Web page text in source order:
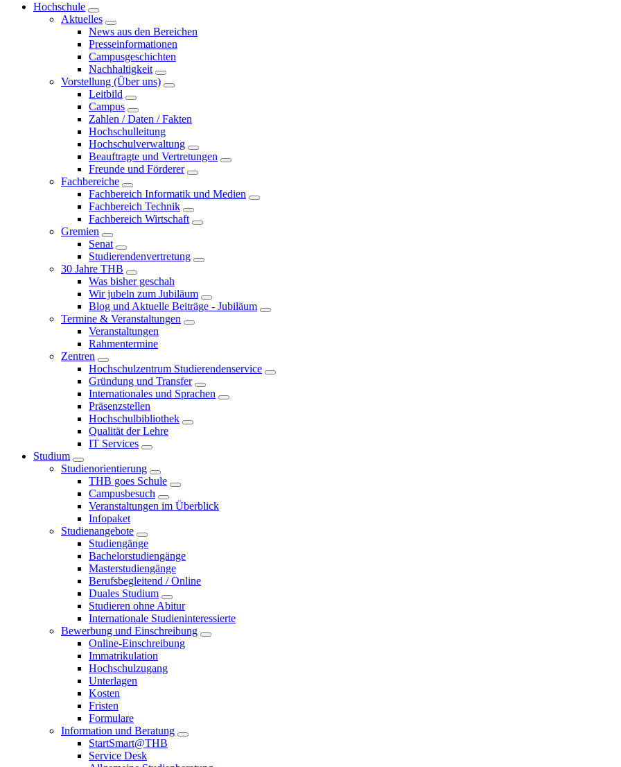
Hochschule
Aktuelles
News aus den Bereichen
Presseinformationen
Campusgeschichten
Nachhaltigkeit
Vorstellung (Über uns)
Leitbild
Campus
Zahlen / Daten / Fakten
Hochschulleitung
Hochschulverwaltung
Beauftragte und Vertretungen
Freunde und Förderer
Fachbereiche
Fachbereich Informatik und Medien
Fachbereich Technik
Fachbereich Wirtschaft
Gremien
Senat
Studierendenvertretung
30 Jahre THB
Was bisher geschah
Wir jubeln zum Jubiläum
Blog und Aktuelle Beiträge - Jubiläum
Termine & Veranstaltungen
Veranstaltungen
Rahmentermine
Zentren
Hochschulzentrum Studierendenservice
Gründung und Transfer
Internationales und Sprachen
Präsenzstellen
Hochschulbibliothek
Qualität der Lehre
IT Services
Studium
Studienorientierung
THB goes Schule
Campusbesuch
Veranstaltungen im Überblick
Infopaket
Studienangebote
Studiengänge
Bachelorstudiengänge
Masterstudiengänge
Berufsbegleitend / Online
Duales Studium
Studieren ohne Abitur
Internationale Studieninteressierte
Bewerbung und Einschreibung
Online-Einschreibung
Immatrikulation
Hochschulzugang
Unterlagen
Kosten
Fristen
Formulare
Information und Beratung
StartSmart@THB
Service Desk